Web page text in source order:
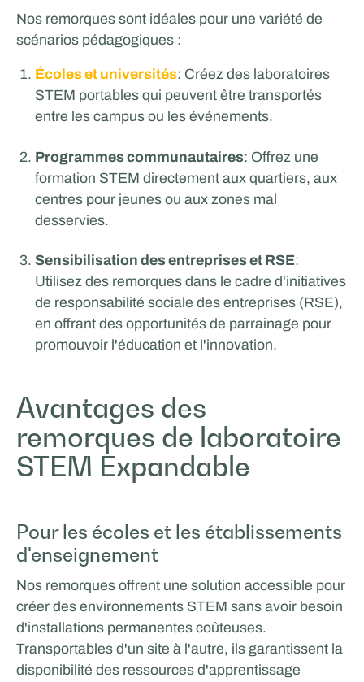
Nos remorques sont idéales pour une variété de
scénarios pédagogiques :
Écoles et universités: Créez des laboratoires
STEM portables qui peuvent être transportés
entre les campus ou les événements.
Programmes communautaires: Offrez une
formation STEM directement aux quartiers, aux
centres pour jeunes ou aux zones mal
desservies.
Sensibilisation des entreprises et RSE:
Utilisez des remorques dans le cadre d'initiatives
de responsabilité sociale des entreprises (RSE),
en offrant des opportunités de parrainage pour
promouvoir l'éducation et l'innovation.
Avantages des
remorques de laboratoire
STEM Expandable
Pour les écoles et les établissements
d'enseignement
Nos remorques offrent une solution accessible pour
créer des environnements STEM sans avoir besoin
d'installations permanentes coûteuses.
Transportables d'un site à l'autre, ils garantissent la
disponibilité des ressources d'apprentissage